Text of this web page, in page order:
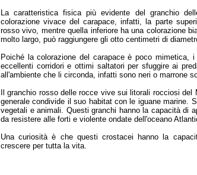
La caratteristica fisica più evidente del granchio
colorazione vivace del carapace, infatti, la parte
rosso vivo, mentre quella inferiore ha una colorazione
molto largo, può raggiungere gli otto centimetri di
Poiché la colorazione del carapace è poco mimetica,
eccellenti corridori e ottimi saltatori per sfuggire ai
all'ambiente che li circonda, infatti sono neri o marrone
Il granchio rosso delle rocce vive sui litorali rocciosi
generale condivide il suo habitat con le iguane marine.
vegetali e animali. Questi granchi hanno la capacità di
da resistere alle forti e violente ondate dell'oceano
Una curiosità è che questi crostacei hanno la
crescere per tutta la vita.